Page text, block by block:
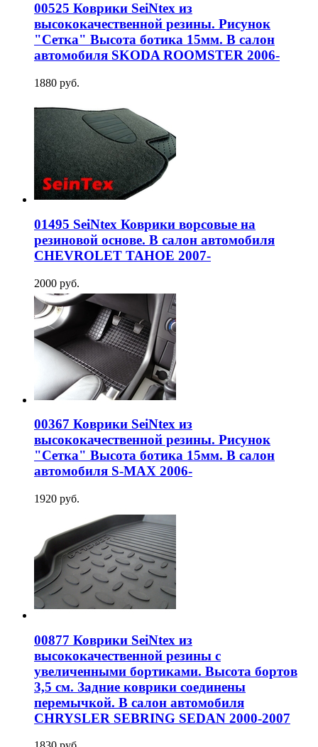
00525 Коврики SeiNtex из
высококачественной резины. Рисунок
"Сетка" Высота ботика 15мм. В салон
автомобиля SKODA ROOMSTER 2006-
1880 руб.
01495 SeiNtex Коврики ворсовые на
резиновой основе. В салон автомобиля
CHEVROLET TAHOE 2007-
2000 руб.
00367 Коврики SeiNtex из
высококачественной резины. Рисунок
"Сетка" Высота ботика 15мм. В салон
автомобиля S-MAX 2006-
1920 руб.
00877 Коврики SeiNtex из
высококачественной резины с
увеличенными бортиками. Высота бортов
3,5 см. Задние коврики соединены
перемычкой. В салон автомобиля
CHRYSLER SEBRING SEDAN 2000-2007